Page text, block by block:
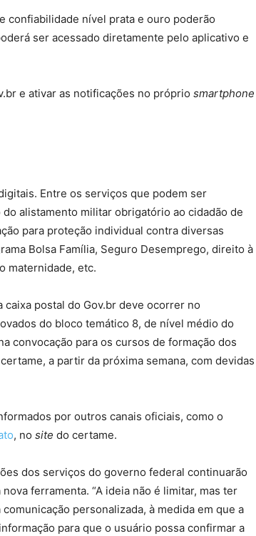
confiabilidade nível prata e ouro poderão
ser acessado diretamente pelo aplicativo e
e ativar as notificações no próprio smartphone
Entre os serviços que podem ser
alistamento militar obrigatório ao cidadão de
para proteção individual contra diversas
Bolsa Família, Seguro Desemprego, direito à
maternidade, etc.
postal do Gov.br deve ocorrer no
do bloco temático 8, de nível médio do
convocação para os cursos de formação dos
a partir da próxima semana, com devidas
por outros canais oficiais, como o
, no site do certame.
dos serviços do governo federal continuarão
ferramenta. “A ideia não é limitar, mas ter
personalizada, à medida em que a
para que o usuário possa confirmar a